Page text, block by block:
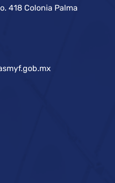
418 Colonia Palma